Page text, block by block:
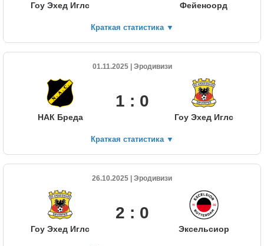
Гоу Эхед Иглс Фейеноорд
Краткая статистика ▼
01.11.2025 | Эродивизи
НАК Бреда
1 : 0
Гоу Эхед Иглс
Краткая статистика ▼
26.10.2025 | Эродивизи
Гоу Эхед Иглс
2 : 0
Эксельсиор